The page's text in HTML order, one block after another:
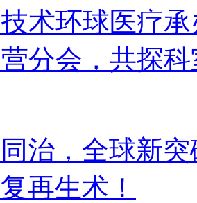
术环球医疗
分会，共探
治，全球新突
再生术！